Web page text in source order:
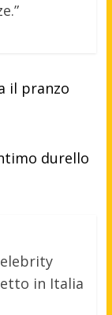
il pranzo
durello
in Italia